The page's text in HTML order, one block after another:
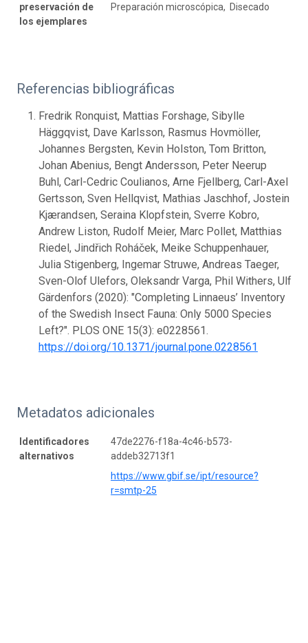
preservación de
los ejemplares
Preparación microscópica, Disecado
Referencias bibliográficas
Fredrik Ronquist, Mattias Forshage, Sibylle
Häggqvist, Dave Karlsson, Rasmus Hovmöller,
Johannes Bergsten, Kevin Holston, Tom Britton,
Johan Abenius, Bengt Andersson, Peter Neerup
Buhl, Carl-Cedric Coulianos, Arne Fjellberg, Carl-Axel
Gertsson, Sven Hellqvist, Mathias Jaschhof, Jostein
Kjærandsen, Seraina Klopfstein, Sverre Kobro,
Andrew Liston, Rudolf Meier, Marc Pollet, Matthias
Riedel, Jindřich Roháček, Meike Schuppenhauer,
Julia Stigenberg, Ingemar Struwe, Andreas Taeger,
Sven-Olof Ulefors, Oleksandr Varga, Phil Withers, Ulf
Gärdenfors (2020): "Completing Linnaeus’ Inventory
of the Swedish Insect Fauna: Only 5000 Species
Left?". PLOS ONE 15(3): e0228561.
https://doi.org/10.1371/journal.pone.0228561
Metadatos adicionales
Identificadores
alternativos
47de2276-f18a-4c46-b573-
addeb32713f1
https://www.gbif.se/ipt/resource?
r=smtp-25